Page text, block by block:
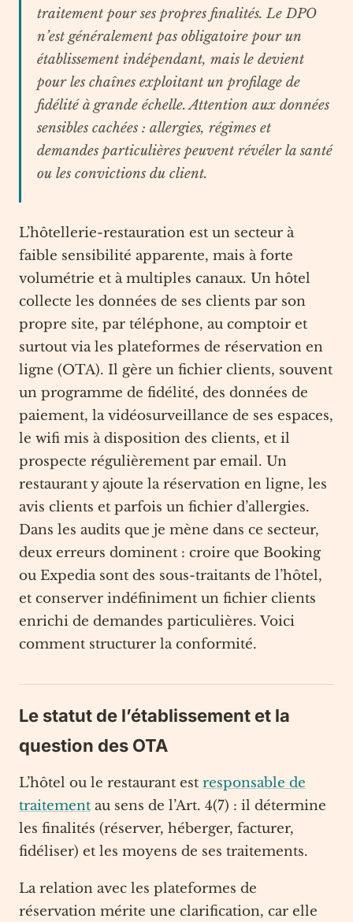
traitement pour ses propres finalités. Le DPO
n’est généralement pas obligatoire pour un
établissement indépendant, mais le devient
pour les chaînes exploitant un profilage de
fidélité à grande échelle. Attention aux données
sensibles cachées : allergies, régimes et
demandes particulières peuvent révéler la santé
ou les convictions du client.
L’hôtellerie-restauration est un secteur à
faible sensibilité apparente, mais à forte
volumétrie et à multiples canaux. Un hôtel
collecte les données de ses clients par son
propre site, par téléphone, au comptoir et
surtout via les plateformes de réservation en
ligne (OTA). Il gère un fichier clients, souvent
un programme de fidélité, des données de
paiement, la vidéosurveillance de ses espaces,
le wifi mis à disposition des clients, et il
prospecte régulièrement par email. Un
restaurant y ajoute la réservation en ligne, les
avis clients et parfois un fichier d’allergies.
Dans les audits que je mène dans ce secteur,
deux erreurs dominent : croire que Booking
ou Expedia sont des sous-traitants de l’hôtel,
et conserver indéfiniment un fichier clients
enrichi de demandes particulières. Voici
comment structurer la conformité.
Le statut de l’établissement et la
question des OTA
L’hôtel ou le restaurant est responsable de
traitement au sens de l’Art. 4(7) : il détermine
les finalités (réserver, héberger, facturer,
fidéliser) et les moyens de ses traitements.
La relation avec les plateformes de
réservation mérite une clarification, car elle